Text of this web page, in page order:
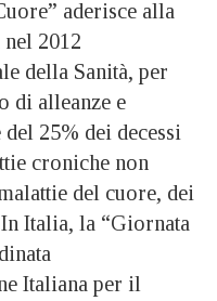
aderisce alla
nel 2012
della Sanità, per
di alleanze e
25% dei decessi
croniche non
del cuore, dei
Italia, la “Giornata
Italiana per il